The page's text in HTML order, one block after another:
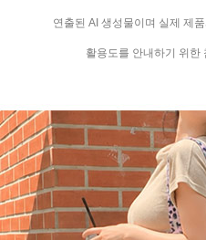
연출된 AI 생성물이며 실제 제
활용도를 안내하기 위한